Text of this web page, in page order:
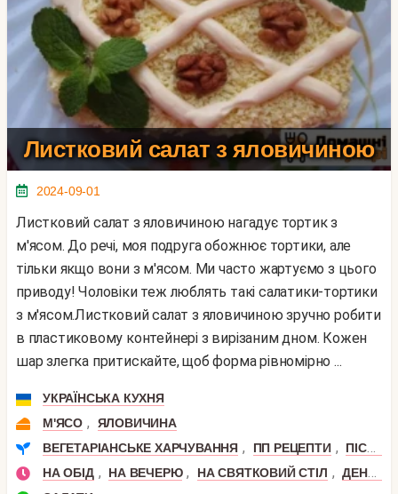
Листковий салат з яловичиною
2024-09-01
Листковий салат з яловичиною нагадує тортик з
м'ясом. До речі, моя подруга обожнює тортики, але
тільки якщо вони з м'ясом. Ми часто жартуємо з цього
приводу! Чоловіки теж люблять такі салатики-тортики
з м'ясом.Листковий салат з яловичиною зручно робити
в пластиковому контейнері з вирізаним дном. Кожен
шар злегка притискайте, щоб форма рівномірно ...
УКРАЇНСЬКА КУХНЯ
М'ЯСО ,
ЯЛОВИЧИНА
ВЕГЕТАРІАНСЬКЕ ХАРЧУВАННЯ , ПП РЕЦЕПТИ ,
ПІСНІ СТРАВИ
НА ОБІД , НА ВЕЧЕРЮ , НА СВЯТКОВИЙ СТІЛ , ДЕНЬ ЗАКОХАНИХ